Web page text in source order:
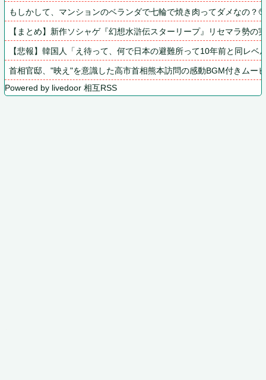
もしかして、マンションのベランダで七輪で焼き肉ってダメなの？🥺
【まとめ】新作ソシャゲ『幻想水滸伝スターリープ』リセマラ勢
【悲報】韓国人「え待って、何で日本の避難所って10年前と同レベ
首相官邸、"映え"を意識した高市首相熊本訪問の感動BGM付きムー
Powered by livedoor 相互RSS